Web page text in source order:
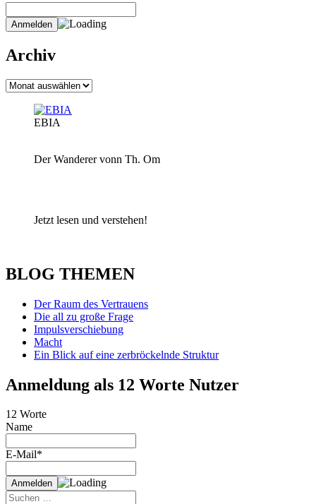
Archiv
Archiv
EBIA
Der Wanderer vonn Th. Om
Jetzt lesen und verstehen!
BLOG THEMEN
Der Raum des Vertrauens
Die all zu große Frage
Impulsverschiebung
Macht
Ein Blick auf eine zerbröckelnde Struktur
Anmeldung als 12 Worte Nutzer
12 Worte
Name
E-Mail*
Suche